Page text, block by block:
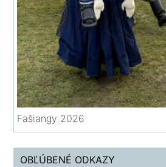
Fašiangy 2026
OBĽÚBENÉ ODKAZY